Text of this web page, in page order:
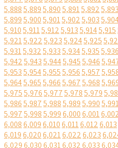
5,8885,8895,8905,8915,8925,893
5,8995,9005,9015,9025,903
5,9105,9115,9125,9135,9145,915
5,9215,9225,9235,9245,925
5,9315,9325,9335,9345,9355,936
5,9425,9435,9445,9455,946
5,9535,9545,9555,9565,957
5,9645,9655,9665,9675,968
5,9755,9765,9775,9785,979
5,9865,9875,9885,9895,990
5,9975,9985,9996,0006,001
6,0086,0096,0106,0116,0126,013
6,0196,0206,0216,0226,023
6,0296,0306,0316,0326,033